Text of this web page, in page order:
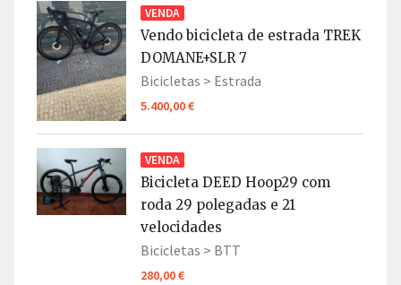
VENDA
Vendo bicicleta de estrada TREK
DOMANE+SLR 7
Bicicletas > Estrada
5.400,00 €
VENDA
Bicicleta DEED Hoop29 com
roda 29 polegadas e 21
velocidades
Bicicletas > BTT
280,00 €